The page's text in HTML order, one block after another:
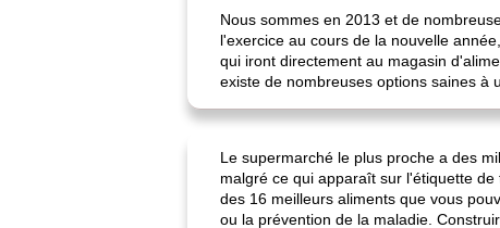
Nous sommes en 2013 et de
l'exercice au cours de la nouvelle
qui iront directement au magasin
existe de nombreuses options saines à
Le supermarché le plus proche a des
malgré ce qui apparaît sur l'étiquette
des 16 meilleurs aliments que vous
ou la prévention de la maladie.